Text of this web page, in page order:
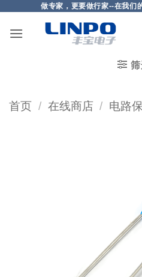
做专家，更要做行家--在我们
首页 / 在线商店 / 电路